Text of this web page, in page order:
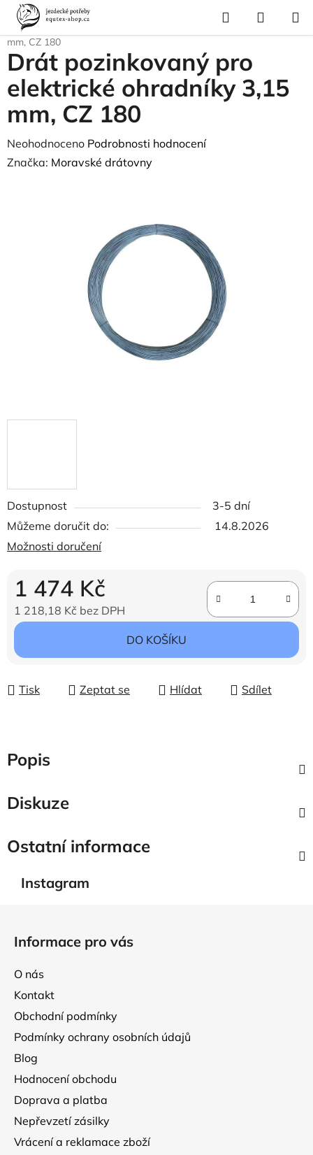
Přejít
obsah
Hledat
KOŠÍK
Domů
Vybavení stáje
mm, CZ 180
Dostupnost
3-5 dní
Můžeme doručit do:
14.8.2026
Možnosti doručení
1 474 Kč
1 218,18 Kč bez DPH
Měrná cena:
DO KOŠÍKU
Tisk Zeptat se Hlídat Sdílet
Drát pozinkovaný pro
elektrické ohradníky 3,15
mm, CZ 180
Průměrné
hodnocení
Neohodnoceno Podrobnosti hodnocení
Značka: Moravské drátovny
Popis
Diskuze
Ostatní informace
Instagram
Informace pro vás
O nás
Kontakt
Obchodní podmínky
Podmínky ochrany osobních údajů
Blog
Hodnocení obchodu
Doprava a platba
Nepřevzetí zásilky
Vrácení a reklamace zboží